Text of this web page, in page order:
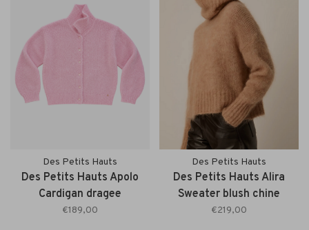
Des Petits Hauts
Des Petits Hauts Apolo
Cardigan dragee
€189,00
Des Petits Hauts
Des Petits Hauts Alira
Sweater blush chine
€219,00